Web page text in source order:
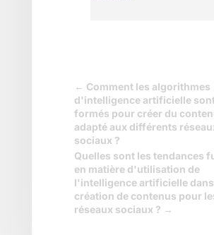
← Comment les algorithmes
d'intelligence artificielle
formés pour créer du
adapté aux différents
sociaux ?
Quelles sont les tendances
en matière d'utilisation de
l'intelligence artificielle
création de contenus pour
réseaux sociaux ? →